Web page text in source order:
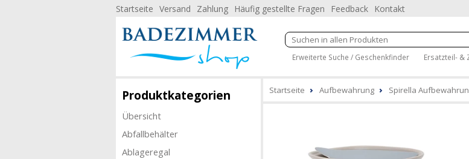
Startseite Versand Zahlung Häufig gestellte Fragen Feedback Kontakt
Erweiterte Suche / Geschenkfinder Ersatzteil- &
Produktkategorien
Übersicht
Abfallbehälter
Ablageregal
Startseite Aufbewahrung Spirella